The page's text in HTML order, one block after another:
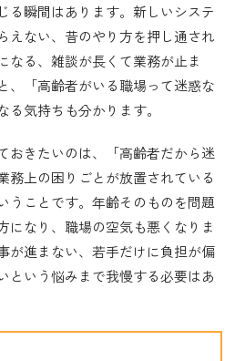
る瞬間はあります。新しいシステ
えない、昔のやり方を押し通され
なる、雑談が長くて業務が止ま
、「高齢者がいる職場って迷惑な
気持ちも分かります。
おきたいのは、「高齢者だから迷
務上の困りごとが放置されている
うことです。年齢そのものを問題
になり、職場の空気も悪くなりま
が進まない、若手だけに負担が偏
という悩みまで我慢する必要はあ